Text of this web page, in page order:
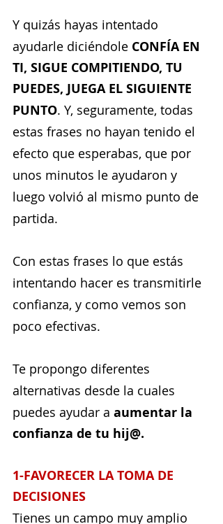
Y quizás hayas intentado
ayudarle diciéndole CONFÍA EN
TI, SIGUE COMPITIENDO, TU
PUEDES, JUEGA EL SIGUIENTE
PUNTO. Y, seguramente, todas
estas frases no hayan tenido el
efecto que esperabas, que por
unos minutos le ayudaron y
luego volvió al mismo punto de
partida.
Con estas frases lo que estás
intentando hacer es transmitirle
confianza, y como vemos son
poco efectivas.
Te propongo diferentes
alternativas desde la cuales
puedes ayudar a aumentar la
confianza de tu hij@.
1-FAVORECER LA TOMA DE
DECISIONES
Tienes un campo muy amplio